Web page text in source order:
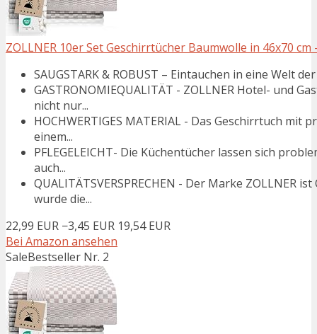
ZOLLNER 10er Set Geschirrtücher Baumwolle in 46x70
SAUGSTARK & ROBUST – Eintauchen in eine Welt
GASTRONOMIEQUALITÄT - ZOLLNER Hotel- und
nicht nur...
HOCHWERTIGES MATERIAL - Das Geschirrtuch
einem...
PFLEGELEICHT- Die Küchentücher lassen sich
auch...
QUALITÄTSVERSPRECHEN - Der Marke ZOLLNER
wurde die...
22,99 EUR −3,45 EUR 19,54 EUR
Bei Amazon ansehen
SaleBestseller Nr. 2